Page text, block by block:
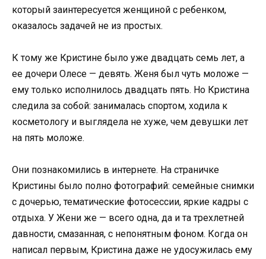
который заинтересуется женщиной с ребенком,
оказалось задачей не из простых.
К тому же Кристине было уже двадцать семь лет, а
ее дочери Олесе — девять. Женя был чуть моложе —
ему только исполнилось двадцать пять. Но Кристина
следила за собой: занималась спортом, ходила к
косметологу и выглядела не хуже, чем девушки лет
на пять моложе.
Они познакомились в интернете. На страничке
Кристины было полно фотографий: семейные снимки
с дочерью, тематические фотосессии, яркие кадры с
отдыха. У Жени же — всего одна, да и та трехлетней
давности, смазанная, с непонятным фоном. Когда он
написал первым, Кристина даже не удосужилась ему